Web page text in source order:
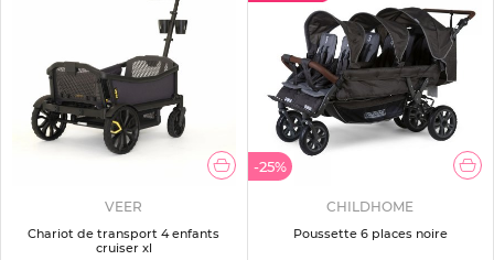
VEER
Chariot de transport 4 enfants
cruiser xl
-25%
CHILDHOME
Poussette 6 places noire